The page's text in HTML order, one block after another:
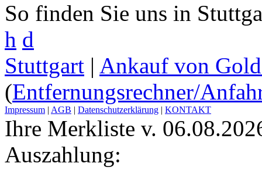
So finden Sie uns in
h d
Stuttgart | Ankauf von
(Entfernungsrechner/
Impressum | AGB | Datenschutzerklärung | KONTAKT
Ihre Merkliste v.
Auszahlung: